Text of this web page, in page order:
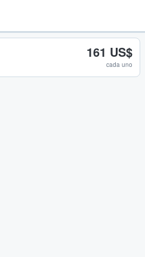
161 US$
cada uno